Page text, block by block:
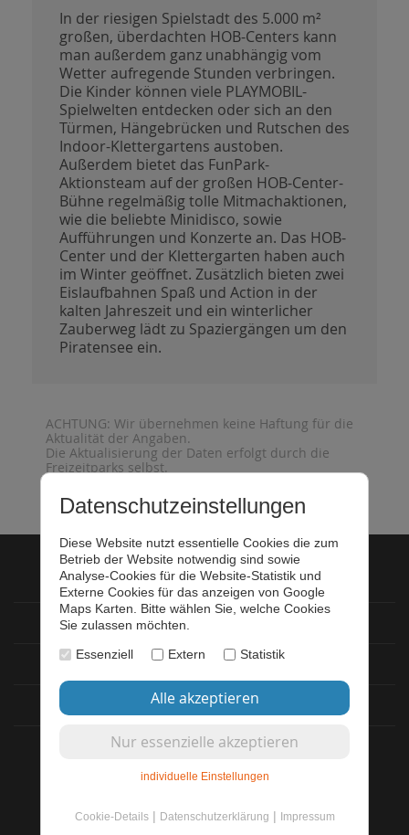
In der riesigen Spielstadt des 5.000 m²
großen, überdachten HOB-Centers kann
man außerdem ganz unabhängig vom
Wetter aufregende Stunden verbringen.
Die Kinder können viele PLAYMOBIL-
Spielwelten entdecken oder sich an den
Türmen, Hängebrücken und Rutschen des
Indoor-Klettergartens austoben.
Außerdem bietet das FunPark-
Aktionsteam auf der großen HOB-Center-
Bühne regelmäßig tolle Mitmachaktionen,
wie die beliebte Minidisco, sowie
Aufführungen und Konzerte an. Das HOB-
Center und der Klettergarten haben auch
im Winter geöffnet. Zusätzlich bieten zwei
Eislaufbahnen Spaß und Action in der
kalten Jahreszeit und ein winterlicher
Zauberweg lädt zu Spaziergängen um den
Piratensee ein.
ACHTUNG: Wir übernehmen keine Haftung für die
Aktualität der Angaben.
Die Aktualisierung der Daten erfolgt durch die
Freizeitparks selbst.
Startseite
Datenschutz
Impressum
Newsletter
Login
www.werbeagentur-wuest.de
Datenschutzeinstellungen
Diese Website nutzt essentielle Cookies die zum
Betrieb der Website notwendig sind sowie
Analyse-Cookies für die Website-Statistik und
Externe Cookies für das anzeigen von Google
Maps Karten. Bitte wählen Sie, welche Cookies
Sie zulassen möchten.
Essenziell
Extern Statistik
individuelle Einstellungen
Cookie-Details| Datenschutzerklärung | Impressum